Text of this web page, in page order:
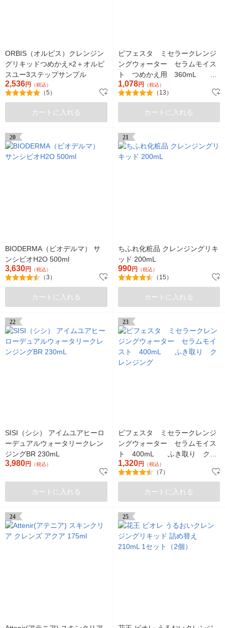
ORBIS（オルビス）クレンジン
グリキッドつめかえ×2＋オルビ
スユー3ステップサンプル
2,536円 （税込）
（5）
カートに入れる
ビフェスタ ミセラークレンジ
ングウォーター セラムモイス
ト つめかえ用 360mL ふ
き取り クレンジング
1,078円 （税込）
（13）
カートに入れる
20
BIODERMA（ビオデルマ） サ
ンシビオH2O 500ml
3,630円 （税込）
（3）
カートに入れる
21
ちふれ化粧品 クレンジングリキ
ッド 200mL
990円 （税込）
（15）
カートに入れる
22
SISI（シシ） アイムユアヒーロ
ーデュアルウォータリークレン
ジングBR 230mL
3,980円 （税込）
カートに入れる
23
ビフェスタ ミセラークレンジ
ングウォーター セラムモイス
ト 400mL ふき取り クレ
ンジング
1,320円 （税込）
（7）
カートに入れる
24 25